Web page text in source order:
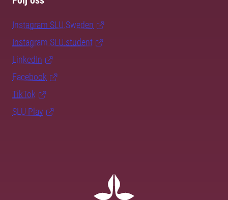
Instagram SLU.Sweden
Instagram SLU.student
LinkedIn
Facebook
TikTok
SLU Play